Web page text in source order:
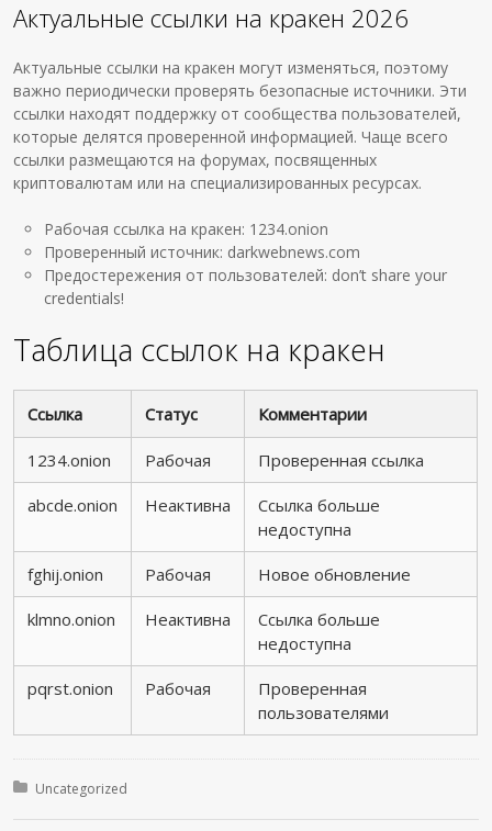
Актуальные ссылки на кракен 2026
Актуальные ссылки на кракен могут изменяться, поэтому
важно периодически проверять безопасные источники. Эти
ссылки находят поддержку от сообщества пользователей,
которые делятся проверенной информацией. Чаще всего
ссылки размещаются на форумах, посвященных
криптовалютам или на специализированных ресурсах.
Рабочая ссылка на кракен: 1234.onion
Проверенный источник: darkwebnews.com
Предостережения от пользователей: don’t share your
credentials!
Таблица ссылок на кракен
Ссылка Статус Комментарии
1234.onion Рабочая Проверенная ссылка
abcde.onion Неактивна
Ссылка больше
недоступна
fghij.onion Рабочая Новое обновление
klmno.onion Неактивна
Ссылка больше
недоступна
pqrst.onion Рабочая
Проверенная
пользователями
Posted in:
Uncategorized